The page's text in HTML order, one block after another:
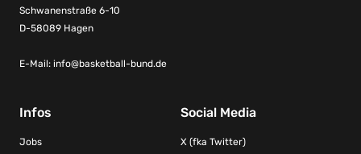
Schwanenstraße 6-10
D-58089 Hagen
E-Mail: info@basketball-bund.de
Infos
Jobs
Social Media
X (fka Twitter)